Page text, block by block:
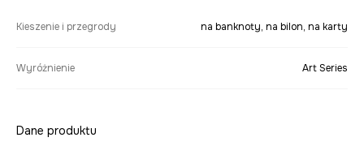
Kieszenie i przegrody na banknoty, na bilon, na karty
Wyróżnienie Art Series
Dane produktu